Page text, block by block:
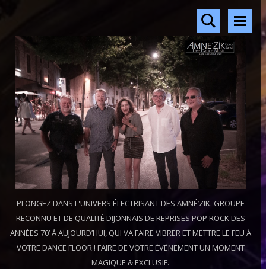
PLONGEZ DANS L'UNIVERS ÉLECTRISANT DES AMNÉ’ZIK. GROUPE
RECONNU ET DE QUALITÉ DIJONNAIS DE REPRISES POP ROCK DES
ANNÉES 70’ À AUJOURD’HUI, QUI VA FAIRE VIBRER ET METTRE LE FEU À
VOTRE DANCE FLOOR ! FAIRE DE VOTRE ÉVÉNEMENT UN MOMENT
MAGIQUE & EXCLUSIF.